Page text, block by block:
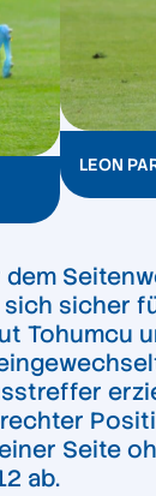
LEON
sicher
Tohumcu
Seite
ab.